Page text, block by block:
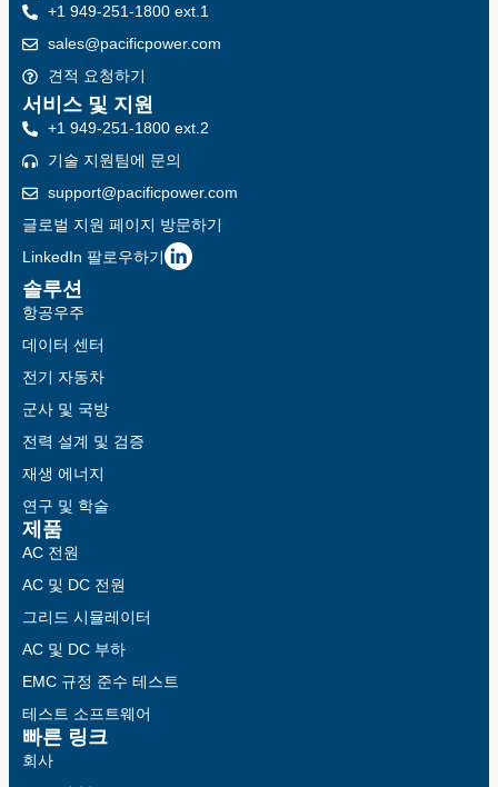
솔루션
항공우주
데이터 센터
전기 자동차
군사 및 국방
전력 설계 및 검증
재생 에너지
연구 및 학술
제품
AC 전원
AC 및 DC 전원
그리드 시뮬레이터
AC 및 DC 부하
EMC 규정 준수 테스트
테스트 소프트웨어
빠른 링크
회사
+1 949-251-1800 ext.1
sales@pacificpower.com
견적 요청하기
서비스 및 지원
+1 949-251-1800 ext.2
기술 지원팀에 문의
support@pacificpower.com
글로벌 지원 페이지 방문하기
LinkedIn 팔로우하기